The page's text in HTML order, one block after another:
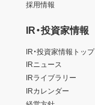
採用情報
IR・投資家情報
IR・投資家情報トップ
IRニュース
IRライブラリー
IRカレンダー